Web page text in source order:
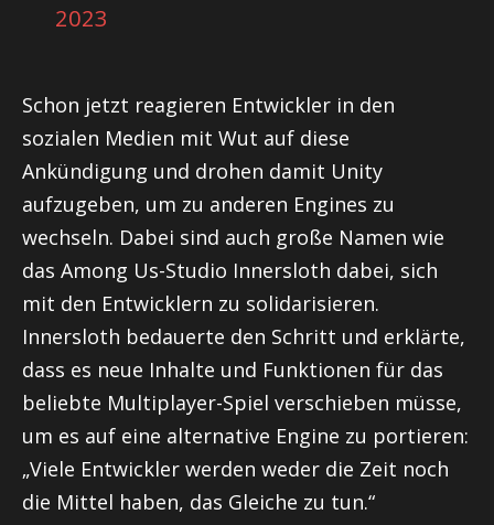
2023
Schon jetzt reagieren Entwickler in den
sozialen Medien mit Wut auf diese
Ankündigung und drohen damit Unity
aufzugeben, um zu anderen Engines zu
wechseln. Dabei sind auch große Namen wie
das Among Us-Studio Innersloth dabei, sich
mit den Entwicklern zu solidarisieren.
Innersloth bedauerte den Schritt und erklärte,
dass es neue Inhalte und Funktionen für das
beliebte Multiplayer-Spiel verschieben müsse,
um es auf eine alternative Engine zu portieren:
„Viele Entwickler werden weder die Zeit noch
die Mittel haben, das Gleiche zu tun.“